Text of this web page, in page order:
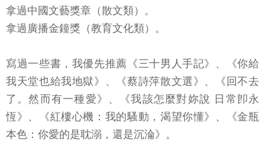
拿過中國文藝獎章（散文類）。
拿過廣播金鐘獎（教育文化類）。
寫過一些書，我優先推薦《三十男人手記》、《你給
我天堂也給我地獄》、《蔡詩萍散文選》、《回不去
了。然而有一種愛》、《我該怎麼對妳說 日常卽永
恆》、《紅樓心機：我的騷動，渴望你懂》、《金瓶
本色：你愛的是耽溺，還是沉淪》。